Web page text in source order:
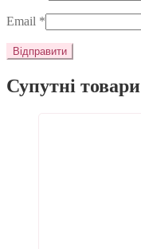
Email *
Супутні товари